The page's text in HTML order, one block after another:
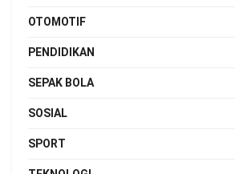
OTOMOTIF
PENDIDIKAN
SEPAK BOLA
SOSIAL
SPORT